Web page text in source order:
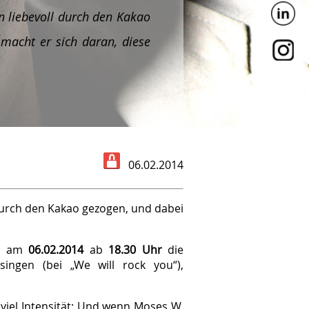
liebevoll durch den Kakao
er sich daran, diese
06.02.2014
den Kakao gezogen, und dabei
am06.02.2014ab 18.30 Uhrdie
(bei „We will rock you“),